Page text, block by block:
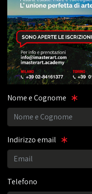
Nome e Cognome
Indirizzo email
Telefono